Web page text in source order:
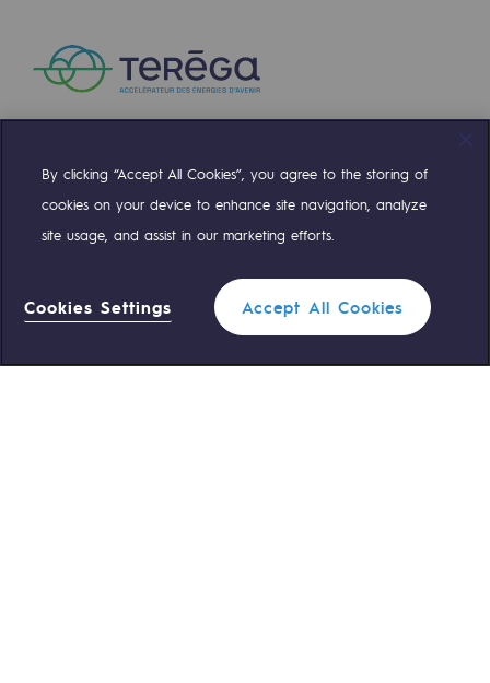
Filtrer
Compte TwitterCompte Facebook
Compte LinkedinCompte Youtube
Standard Teréga 0 559 133 400
By clicking “Accept All Cookies”, you agree to the storing of
cookies on your device to enhance site navigation, analyze
site usage, and assist in our marketing efforts.
Cookies Settings Accept All Cookies